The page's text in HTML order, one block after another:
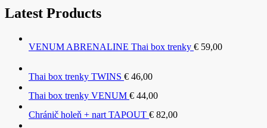
Latest Products
VENUM ABRENALINE Thai box trenky € 59,00
Thai box trenky TWINS € 46,00
Thai box trenky VENUM € 44,00
Chránič holeň + nart TAPOUT € 82,00